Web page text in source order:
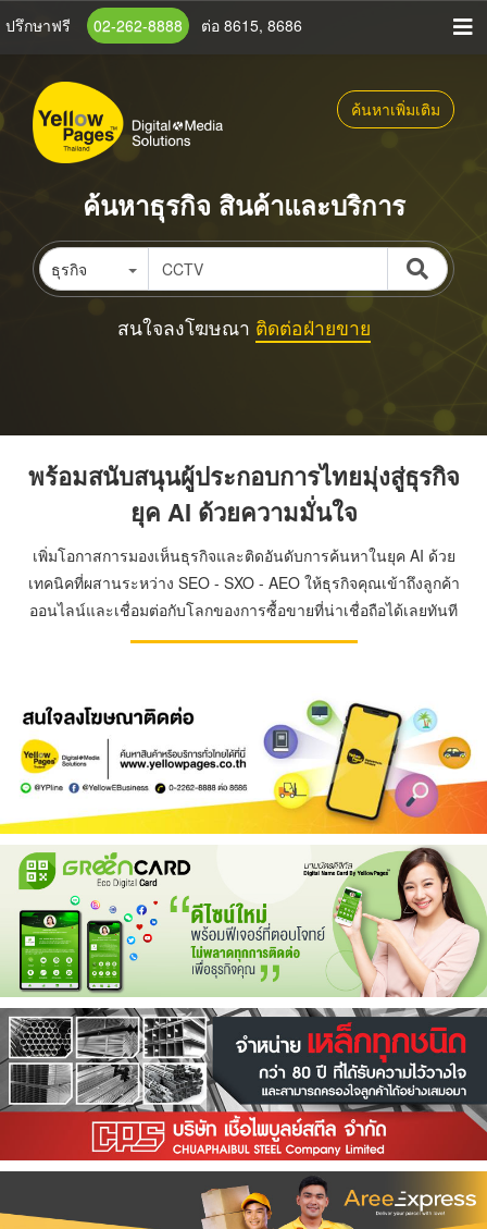
ข้าม
เนื้อหา
ปรึกษาฟรี 02-262-8888 ต่อ 8615, 8686
ค้นหาเพิ่มเติม
ค้นหาธุรกิจ สินค้าและบริการ
ธุรกิจ
สนใจลงโฆษณา ติดต่อฝ่ายขาย
พร้อมสนับสนุนผู้ประกอบการไทยมุ่งสู่ธุรกิจ
ยุค AI ด้วยความมั่นใจ
เพิ่มโอกาสการมองเห็นธุรกิจและติดอันดับการค้นหาในยุค AI ด้วย
เทคนิคที่ผสานระหว่าง SEO - SXO - AEO ให้ธุรกิจคุณเข้าถึงลูกค้า
ออนไลน์และเชื่อมต่อกับโลกของการซื้อขายที่น่าเชื่อถือได้เลยทันที